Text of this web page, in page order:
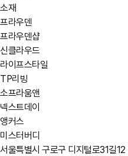
소재
프라우덴
프라우덴샵
신클라우드
라이프스타일
TP리빙
소프라움앤
넥스트데이
앵커스
미스터버디
서울특별시 구로구 디지털로31길